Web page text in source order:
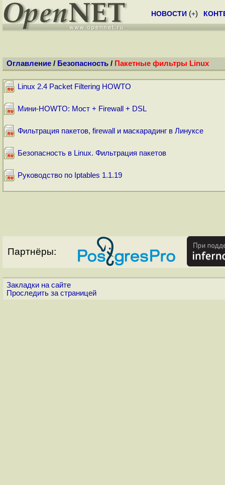
НОВОСТИ (+)
Оглавление / Безопасность / Пакетные фильтры Linux
Linux 2.4 Packet Filtering HOWTO
Мини-HOWTO: Мост + Firewall + DSL
Фильтрация пакетов, firewall и маскарадинг в Линуксе
Безопасность в Linux. Фильтрация пакетов
Руководство по Iptables 1.1.19
Партнёры:
Закладки на сайте
Проследить за страницей